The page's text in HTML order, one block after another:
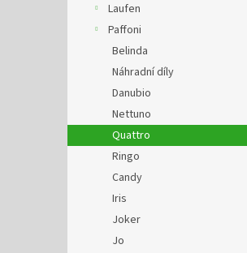
Laufen
Paffoni
Belinda
Náhradní díly
Danubio
Nettuno
Quattro
Ringo
Candy
Iris
Joker
Jo